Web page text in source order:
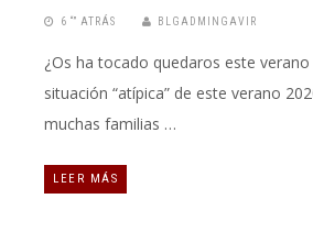
6 “” ATRÁS BLGADMINGAVIR
¿Os ha tocado quedaros este verano
situación “atípica” de este verano
muchas familias …
LEER MÁS